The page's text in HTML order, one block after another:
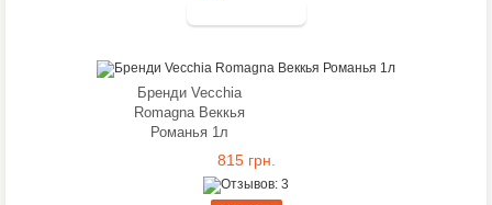
Бренди Vecchia
Romagna Веккья
Романья 1л
815 грн.